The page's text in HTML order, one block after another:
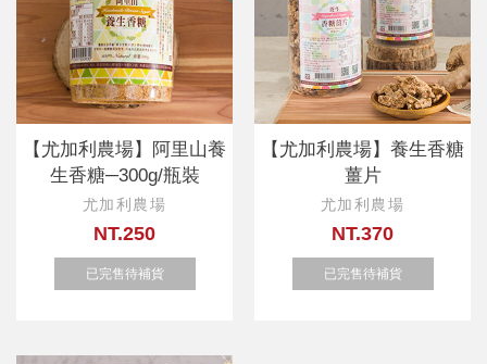
【尤加利農場】阿里山養
生香糖─300g/瓶裝
尤加利農場
NT.250
已完售待補貨
【尤加利農場】養生香糖
薑片
尤加利農場
NT.370
已完售待補貨